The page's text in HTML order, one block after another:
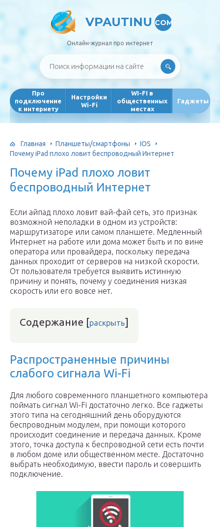
VPAUTINU COM
Онлайн-журнал про интернет
Про
подключение
к интернету
Настройки
Wi-Fi
WI-FI в
общественных
местах
Гаджеты
Главная Планшеты/смартфоны
IOS
Почему iPad плохо ловит беспроводный Интернет
Почему iPad плохо ловит
беспроводный Интернет
Если айпад плохо ловит вай-фай сеть, это признак
возможной неполадки в одном из устройств:
маршрутизаторе или самом планшете. Медленный
Интернет на работе или дома может быть и по вине
оператора или провайдера, поскольку передача
данных проходит от серверов на низкой скорости.
От пользователя требуется выявить истинную
причину и понять, почему у соединения низкая
скорость или его вовсе нет.
Содержание [раскрыть]
Распространенные причины
слабого сигнала Wi-Fi
Для любого современного планшетного компьютера
поймать сигнал Wi-Fi достаточно легко. Все гаджеты
этого типа на сегодняшний день оборудуются
беспроводным модулем, при помощи которого
происходит соединение и передача данных. Кроме
этого, точка доступа к беспроводной сети есть почти
в любом доме или общественном месте. Достаточно
выбрать необходимую, ввести пароль и совершить
подключение.